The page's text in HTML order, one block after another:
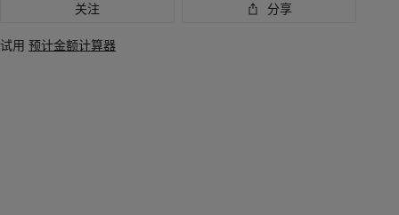
关注 分享
试用 预计金额计算器